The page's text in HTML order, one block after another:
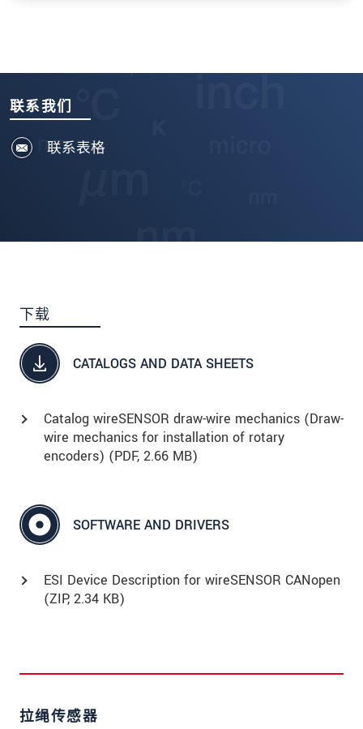
联系我们
联系表格
下载
CATALOGS AND DATA SHEETS
Catalog wireSENSOR draw-wire mechanics (Draw-
wire mechanics for installation of rotary
encoders) (PDF, 2.66 MB)
SOFTWARE AND DRIVERS
ESI Device Description for wireSENSOR CANopen
(ZIP, 2.34 KB)
拉绳传感器